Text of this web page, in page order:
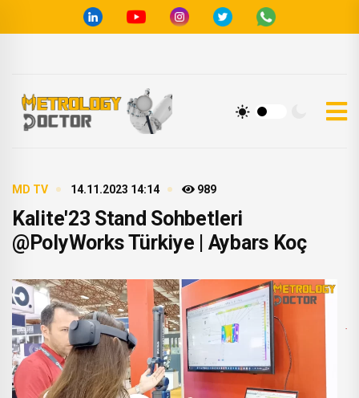
MD TV 14.11.2023 14:14 989
Kalite'23 Stand Sohbetleri
@PolyWorks Türkiye | Aybars Koç